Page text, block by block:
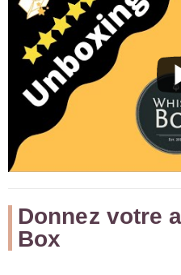
Donnez votre
Box